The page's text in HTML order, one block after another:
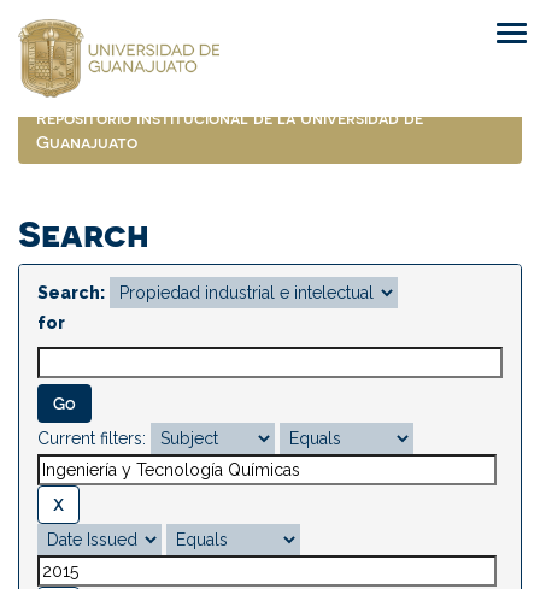
navigation
Repositorio Institucional de la Universidad de
Guanajuato
Search
Search:
for
Current filters: